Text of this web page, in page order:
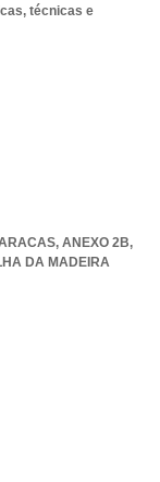
técnicas e
ANEXO 2B,
DA MADEIRA